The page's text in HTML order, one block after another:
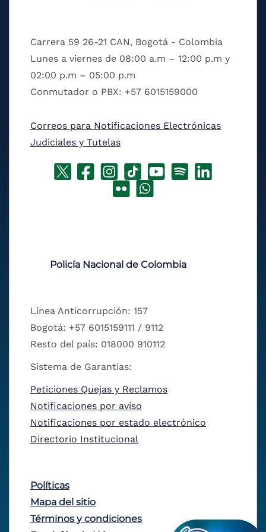
Carrera 59 26-21 CAN, Bogotá - Colombia
Lunes a viernes de 08:00 a.m – 12:00 p.m y
02:00 p.m – 05:00 p.m
Conmutador o PBX: +57 6015159000
Correos para Notificaciones Electrónicas
Judiciales y Tutelas
Policía Nacional de Colombia
Línea Anticorrupción: 157
Bogotá: +57 6015159111 / 9112
Resto del país: 018000 910112
Sistema de Garantías:
Peticiones Quejas y Reclamos
Notificaciones por aviso
Notificaciones por estado electrónico
Directorio Institucional
Políticas
Mapa del sitio
Términos y condiciones